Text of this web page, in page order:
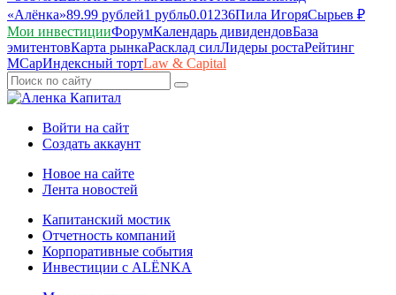
«Алёнка»89.99 рублей1 рубль0.01236Пила ИгоряСырьев ₽
Мои инвестицииФорумКалендарь дивидендовБаза
эмитентовКарта рынкаРасклад силЛидеры ростаРейтинг
MCapИндексный тортLaw & Capital
Войти на сайт
Создать аккаунт
Новое на сайте
Лента новостей
Капитанский мостик
Отчетность компаний
Корпоративные события
Инвестиции с ALЁNKA